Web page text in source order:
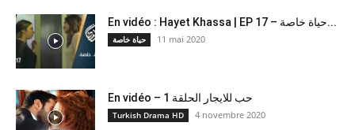
En vidéo : Hayet Khassa | EP 17 – حياة خاصة...
حياة خاصة 11 mai 2020
En vidéo – حب للايجار الحلقة 1
Turkish Drama HD 4 novembre 2020